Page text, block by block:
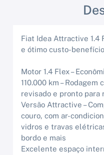
Fiat Idea Attractive 1.4
e ótimo custo-
Motor 1.4 Flex –
110.000 km – Rodagem
revisado e pronto para
Versão Attractive –
couro, com ar-
vidros e travas
bordo e mais
Excelente espaço